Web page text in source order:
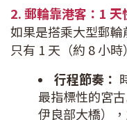
2. 郵輪靠港客：1 天
如果是搭乘大型郵
只有 1 天（約 8 小時
行程節奏：
最指標性的宮
伊良部大橋）